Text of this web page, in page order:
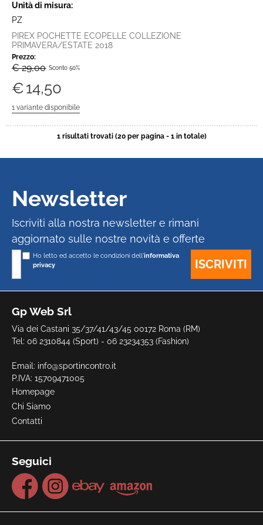
Unità di misura:
PZ
PIREX POCHETTE ECOPELLE COLLEZIONE
PRIMAVERA/ESTATE 2018
Prezzo:
€ 29,00 Sconto 50%
€14,50
1 risultati trovati (20 per pagina - 1 in totale)
Gp Web Srl
Via dei Castani 35/37/41/43/45 00172 Roma (RM)
Tel: 06 2310844 (Sport) - 06 23234353 (Fashion)
Email: info@sportincontro.it
P.IVA: 15709471005
Homepage
Chi Siamo
Contatti
Seguici
Newsletter
Iscriviti alla nostra newsletter e rimani
aggiornato sulle nostre novità e offerte
Ho letto ed accetto le condizioni dell'informativa
privacy